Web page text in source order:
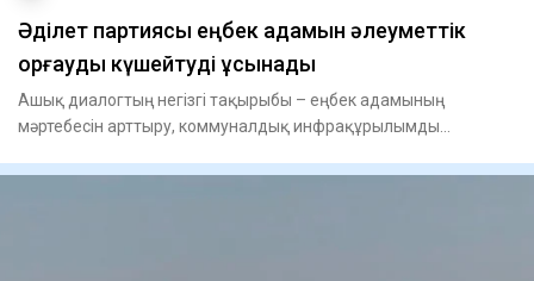
Әділет партиясы еңбек адамын әлеуметтік
қорғауды күшейтуді ұсынады
Ашық диалогтың негізгі тақырыбы – еңбек адамының
мәртебесін арттыру, коммуналдық инфрақұрылымды